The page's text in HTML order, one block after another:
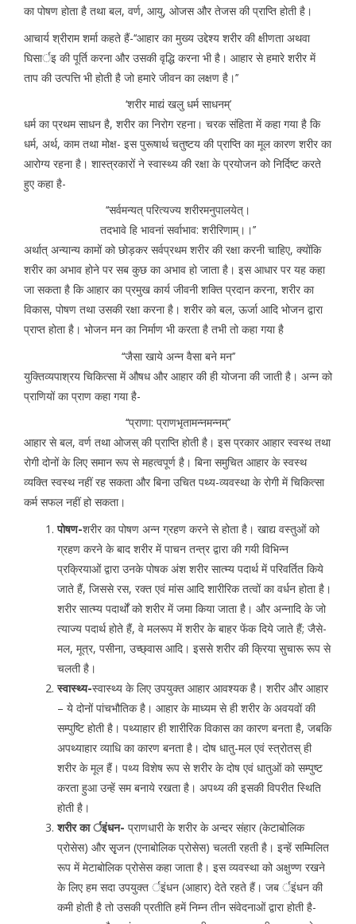
का पोषण होता है तथा बल, वर्ण, आयु, ओजस और तेजस की प्राप्ति होती है।
आचार्य श्रीराम शर्मा कहते हैं-‘‘आहार का मुख्य उद्देश्य शरीर की क्षीणता अथवा
घिसार्इ की पूर्ति करना और उसकी वृद्धि करना भी है। आहार से हमारे शरीर में
ताप की उत्पत्ति भी होती है जो हमारे जीवन का लक्षण है।’’
‘शरीर माद्यं खलु धर्म साधनम्’
धर्म का प्रथम साधन है, शरीर का निरोग रहना। चरक संहिता में कहा गया है कि
धर्म, अर्थ, काम तथा मोक्ष- इस पुरूषार्थ चतुष्टय की प्राप्ति का मूल कारण शरीर का
आरोग्य रहना है। शास्त्रकारों ने स्वास्थ्य की रक्षा के प्रयोजन को निर्दिष्ट करते
हुए कहा है-
‘‘सर्वमन्यत् परित्यज्य शरीरमनुपालयेत्।
तदभावे हि भावनां सर्वाभाव: शरीरिणाम्।।’’
अर्थात् अन्यान्य कामों को छोड़कर सर्वप्रथम शरीर की रक्षा करनी चाहिए, क्योंकि
शरीर का अभाव होने पर सब कुछ का अभाव हो जाता है। इस आधार पर यह कहा
जा सकता है कि आहार का प्रमुख कार्य जीवनी शक्ति प्रदान करना, शरीर का
विकास, पोषण तथा उसकी रक्षा करना है। शरीर को बल, ऊर्जा आदि भोजन द्वारा
प्राप्त होता है। भोजन मन का निर्माण भी करता है तभी तो कहा गया है
‘‘जैसा खाये अन्न वैसा बने मन’’
युक्तिव्यपाश्रय चिकित्सा में औषध और आहार की ही योजना की जाती है। अन्न को
प्राणियों का प्राण कहा गया है-
‘‘प्राणा: प्राणभृतामन्नमन्नम्’’
आहार से बल, वर्ण तथा ओजस् की प्राप्ति होती है। इस प्रकार आहार स्वस्थ तथा
रोगी दोनों के लिए समान रूप से महत्वपूर्ण है। बिना समुचित आहार के स्वस्थ
व्यक्ति स्वस्थ नहीं रह सकता और बिना उचित पथ्य-व्यवस्था के रोगी में चिकित्सा
कर्म सफल नहीं हो सकता।
पोषण-शरीर का पोषण अन्न ग्रहण करने से होता है। खाद्य वस्तुओं को
ग्रहण करने के बाद शरीर में पाचन तन्त्र द्वारा की गयी विभिन्न
प्रक्रियाओं द्वारा उनके पोषक अंश शरीर सात्म्य पदार्थ में परिवर्तित किये
जाते हैं, जिससे रस, रक्त एवं मांस आदि शारीरिक तत्वों का वर्धन होता है।
शरीर सात्म्य पदार्थों को शरीर में जमा किया जाता है। और अन्नादि के जो
त्याज्य पदार्थ होते हैं, वे मलरूप में शरीर के बाहर फेंक दिये जाते हैं; जैसे-
मल, मूत्र, पसीना, उच्छ्वास आदि। इससे शरीर की क्रिया सुचारू रूप से
चलती है।
स्वास्थ्य-स्वास्थ्य के लिए उपयुक्त आहार आवश्यक है। शरीर और आहार
– ये दोनों पांचभौतिक है। आहार के माध्यम से ही शरीर के अवयवों की
सम्पुष्टि होती है। पथ्याहार ही शारीरिक विकास का कारण बनता है, जबकि
अपथ्याहार व्याधि का कारण बनता है। दोष धातु-मल एवं स्त्रोतस् ही
शरीर के मूल हैं। पथ्य विशेष रूप से शरीर के दोष एवं धातुओं को सम्पुष्ट
करता हुआ उन्हें सम बनाये रखता है। अपथ्य की इसकी विपरीत स्थिति
होती है।
शरीर का र्इंधन- प्राणधारी के शरीर के अन्दर संहार (केटाबोलिक
प्रोसेस) और सृृजन (एनाबोलिक प्रोसेस) चलती रहती है। इन्हें सम्मिलित
रूप में मेटाबोलिक प्रोसेस कहा जाता है। इस व्यवस्था को अक्षुण्ण रखने
के लिए हम सदा उपयुक्त र्इंधन (आहार) देते रहते हैं। जब र्इंधन की
कमी होती है तो उसकी प्रतीति हमें निम्न तीन संवेदनाओं द्वारा होती है-